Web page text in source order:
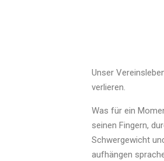
Unser
verlieren.
Was für ein
seinen Fingern,
Schwergewicht
aufhängen